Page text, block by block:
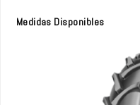
Medidas Disponibles